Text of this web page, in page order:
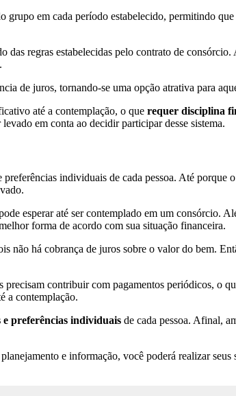
em cada período estabelecido, permitindo
regras estabelecidas pelo contrato de
de juros, tornando-se uma opção atrativa para
até a contemplação, o que requer disciplina
em conta ao decidir participar desse sistema.
individuais de cada pessoa. Até
esperar até ser contemplado em um consórcio.
forma de acordo com sua situação financeira.
não há cobrança de juros sobre o valor do bem.
precisam contribuir com pagamentos periódicos, o
a contemplação.
e preferências individuais de cada pessoa. Afinal,
e informação, você poderá realizar